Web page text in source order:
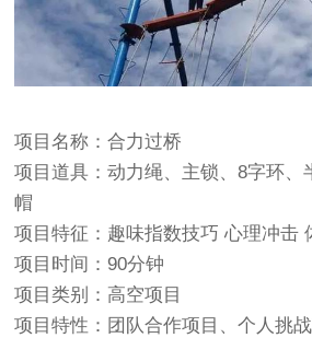
项目名称：合力过桥
项目道具：动力绳、主锁、8字环、
帽
项目特征：趣味指数技巧 心理冲击
项目时间：90分钟
项目类别：高空项目
项目特性：团队合作项目、个人挑